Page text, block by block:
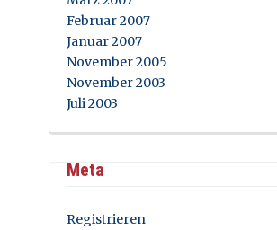
Februar 2007
Januar 2007
November 2005
November 2003
Juli 2003
Meta
Registrieren